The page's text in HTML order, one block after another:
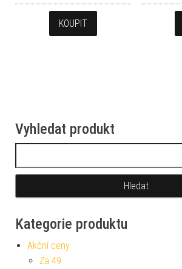
KOUPIT
Vyhledat produkt
Kategorie produktu
Akční ceny
Za 49